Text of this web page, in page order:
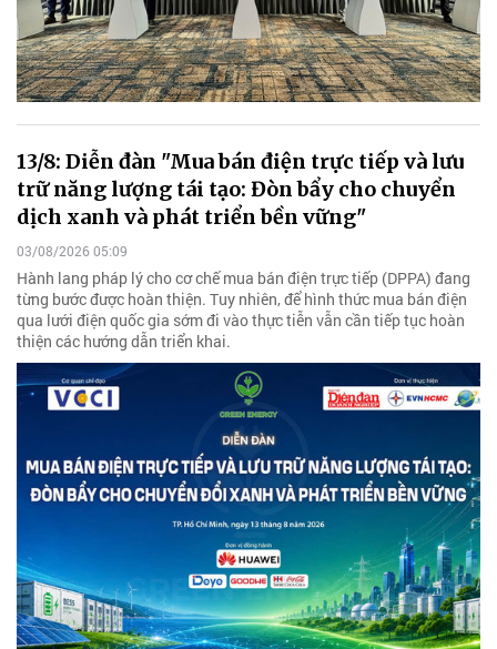
13/8: Diễn đàn "Mua bán điện trực tiếp và lưu
trữ năng lượng tái tạo: Đòn bẩy cho chuyển
dịch xanh và phát triển bền vững"
03/08/2026 05:09
Hành lang pháp lý cho cơ chế mua bán điện trực tiếp (DPPA) đang
từng bước được hoàn thiện. Tuy nhiên, để hình thức mua bán điện
qua lưới điện quốc gia sớm đi vào thực tiễn vẫn cần tiếp tục hoàn
thiện các hướng dẫn triển khai.